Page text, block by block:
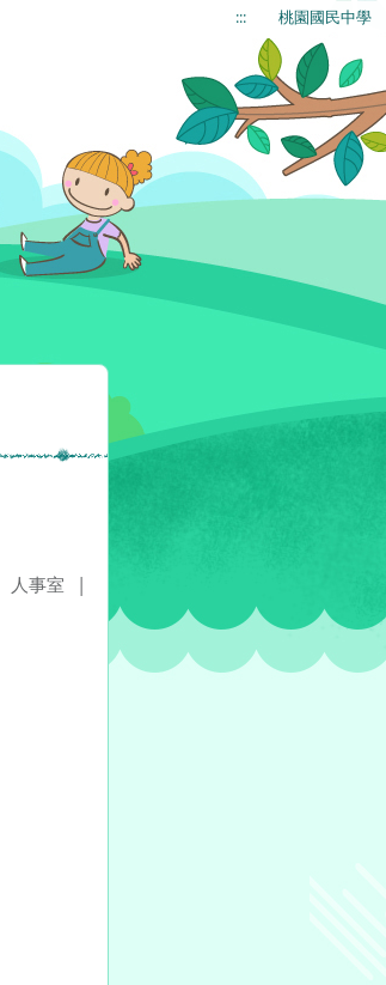
::: 桃園國民中學
人事室 |